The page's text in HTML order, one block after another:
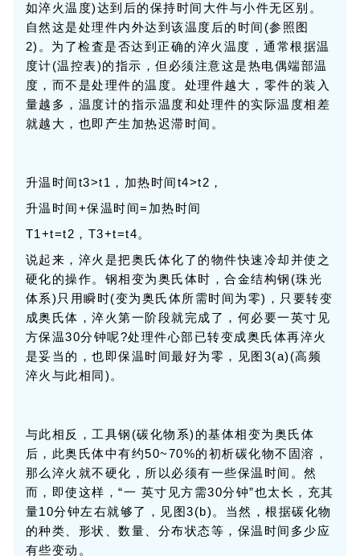
如淬火温度)达到后的保持时间大件与小件无区别。
自然这是处理件内外达到该温度后的时间(参照图
2)。为了检査是否达到正确的淬火温度，通常根据温
度计(温控表)的指示，但必须注意这是热电偶端部温
度，而不是处理件的温度。处理件越大，零件的装入
量越多，温度计的指示温度和处理件的实际温度相差
就越大，也即产生加热迟滞时间。
升温时间t3>t1，加热时间t4>t2，
升温时间+保温时间=加热时间
T1+t=t2，T3+t=t4。
说起来，淬火是把奥氏体化了的物件快速冷却并使之
硬化的操作。钢相变为奥氏体时，合金结构钢(珠光
体系)只用瞬时(变为奥氏体所需时间为零)，只要转变
成奥氏体，淬火第一阶段就完成了，何必要一英寸见
方保温30分钟呢?处理件心部已转变成奥氏体再淬火
是妥当的，也即保温时间最好为零，见图3(a)(高频
淬火与此相同)。
与此相反，工具钢(碳化物系)的基体相变为奥氏体
后，此奥氏体中有约50~70%的初析碳化物不固溶，
那么淬火就不硬化，所以必须有一些保温时间。然
而，即使这样，“一 英寸见方需30分钟”也太长，充其
量10分钟左右就够了，见图3(b)。当然，根据碳化物
的种类、形状、数量、分布状态等，保温时间多少应
有些变动。